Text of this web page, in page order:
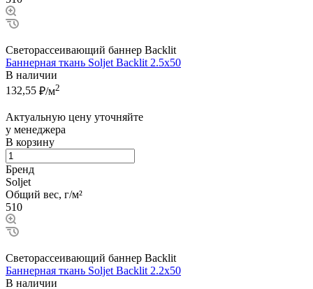
Светорассеивающий баннер Backlit
Баннерная ткань Soljet Backlit 2.5x50
В наличии
132,55 ₽/м2
Актуальную цену уточняйте
у менеджера
В корзину
Бренд
Soljet
Общий вес, г/м²
510
Светорассеивающий баннер Backlit
Баннерная ткань Soljet Backlit 2.2x50
В наличии